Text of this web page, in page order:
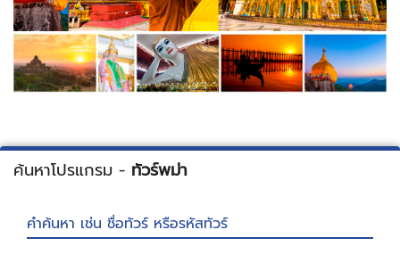
ค้นหาโปรแกรม - ทัวร์พม่า
คำค้นหา เช่น ชื่อทัวร์ หรือรหัสทัวร์